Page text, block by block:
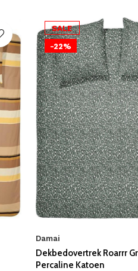
SALE
-22%
Damai
Dekbedovertrek Roarrr
Percaline Katoen